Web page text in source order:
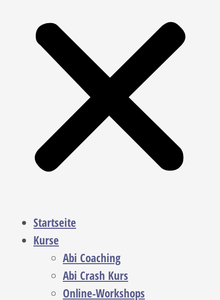
Startseite
Kurse
Abi Coaching
Abi Crash Kurs
Online-Workshops